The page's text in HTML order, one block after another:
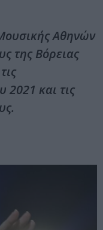
Αθηνών
της Βόρειας
2021 και τις